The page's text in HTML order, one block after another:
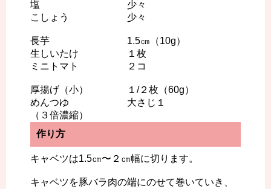
塩 少々
こしょう 少々
長芋 1.5㎝（10g）
生しいたけ １枚
ミニトマト ２コ
厚揚げ（小） １/２枚（60g）
めんつゆ 大さじ１
（３倍濃縮）
作り方
キャベツは1.5㎝〜２㎝幅に切ります。
キャベツを豚バラ肉の端にのせて巻いていき、